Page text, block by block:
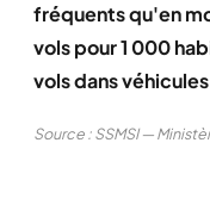
fréquents qu'en
vols pour 1 000
vols dans véhicules
Source : SSMSI —